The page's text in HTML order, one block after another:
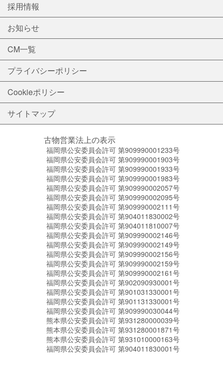
採用情報
お知らせ
CM一覧
プライバシーポリシー
Cookieポリシー
サイトマップ
古物営業法上の表示
福岡県公安委員会許可 第909990001233号
福岡県公安委員会許可 第909990001903号
福岡県公安委員会許可 第909990001933号
福岡県公安委員会許可 第909990001983号
福岡県公安委員会許可 第909990002057号
福岡県公安委員会許可 第909990002095号
福岡県公安委員会許可 第909990002111号
福岡県公安委員会許可 第904011830002号
福岡県公安委員会許可 第904011810007号
福岡県公安委員会許可 第909990002146号
福岡県公安委員会許可 第909990002149号
福岡県公安委員会許可 第909990002156号
福岡県公安委員会許可 第909990002159号
福岡県公安委員会許可 第909990002161号
福岡県公安委員会許可 第902090930001号
福岡県公安委員会許可 第901031330001号
福岡県公安委員会許可 第901131330001号
福岡県公安委員会許可 第909990030044号
熊本県公安委員会許可 第931280000039号
熊本県公安委員会許可 第931280001871号
熊本県公安委員会許可 第931010000163号
福岡県公安委員会許可 第904011830001号